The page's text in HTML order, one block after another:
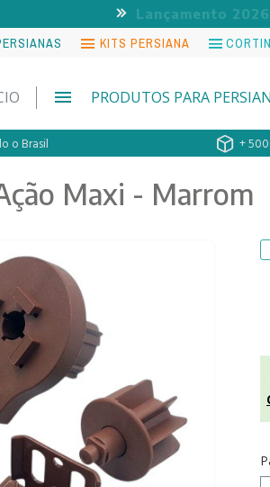
Lançamento
KITS PERSIANA
PRODUTOS PARA
o Brasil +
Maxi - Marrom